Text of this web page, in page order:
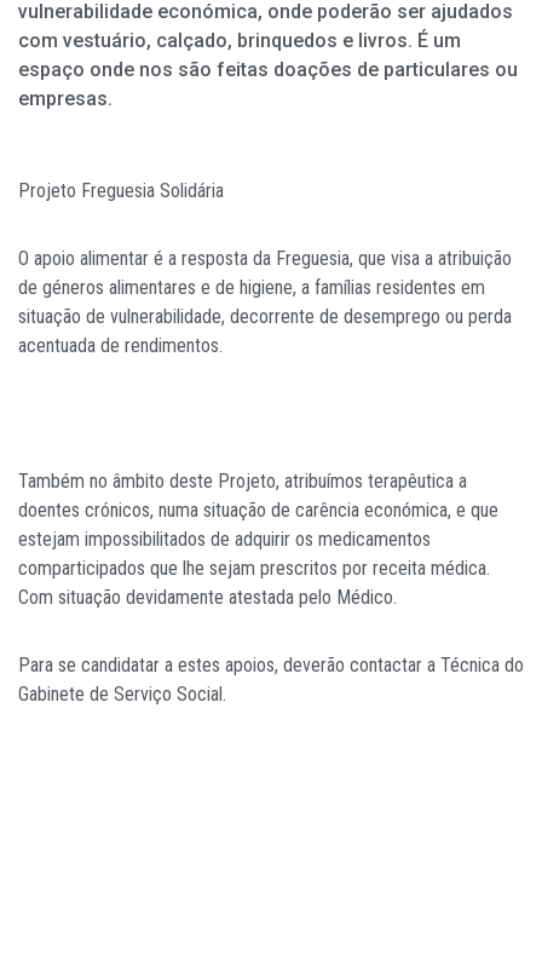
vulnerabilidade económica, onde poderão ser ajudados
com vestuário, calçado, brinquedos e livros. É um
espaço onde nos são feitas doações de particulares ou
empresas.
Projeto Freguesia Solidária
O apoio alimentar é a resposta da Freguesia, que visa a atribuição
de géneros alimentares e de higiene, a famílias residentes em
situação de vulnerabilidade, decorrente de desemprego ou perda
acentuada de rendimentos.
Também no âmbito deste Projeto, atribuímos terapêutica a
doentes crónicos, numa situação de carência económica, e que
estejam impossibilitados de adquirir os medicamentos
comparticipados que lhe sejam prescritos por receita médica.
Com situação devidamente atestada pelo Médico.
Para se candidatar a estes apoios, deverão contactar a Técnica do
Gabinete de Serviço Social.